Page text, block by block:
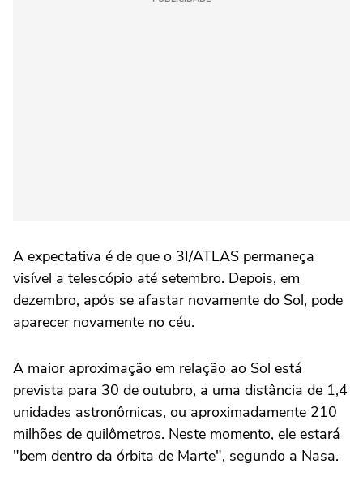
A expectativa é de que o 3I/ATLAS permaneça
visível a telescópio até setembro. Depois, em
dezembro, após se afastar novamente do Sol, pode
aparecer novamente no céu.
A maior aproximação em relação ao Sol está
prevista para 30 de outubro, a uma distância de 1,4
unidades astronômicas, ou aproximadamente 210
milhões de quilômetros. Neste momento, ele estará
"bem dentro da órbita de Marte", segundo a Nasa.